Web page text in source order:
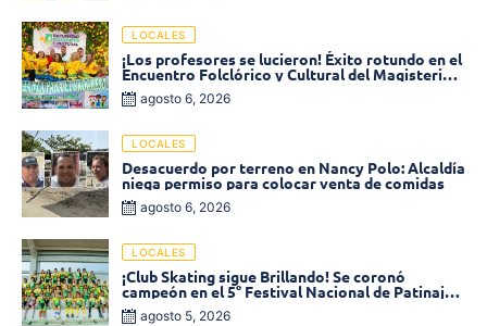
LOCALES
¡Los profesores se lucieron! Éxito rotundo en el
Encuentro Folclórico y Cultural del Magisterio
2026 en Ciénaga
agosto 6, 2026
LOCALES
Desacuerdo por terreno en Nancy Polo: Alcaldía
niega permiso para colocar venta de comidas
agosto 6, 2026
LOCALES
¡Club Skating sigue Brillando! Se coronó
campeón en el 5° Festival Nacional de Patinaje
«Soledad sobre Ruedas»
agosto 5, 2026